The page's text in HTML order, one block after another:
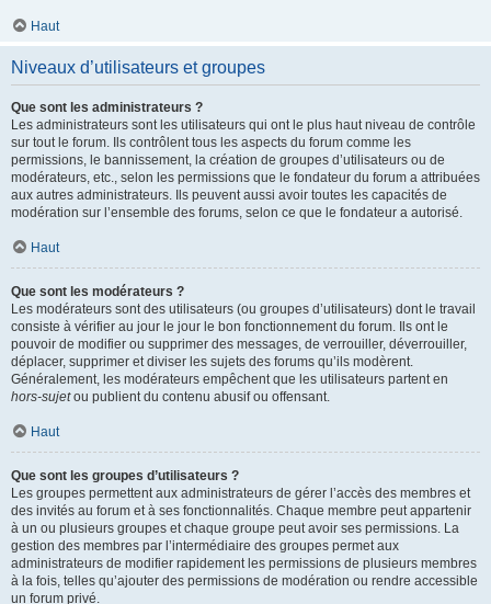
Haut
Niveaux d’utilisateurs et groupes
Que sont les administrateurs ?
Les administrateurs sont les utilisateurs qui ont le plus haut niveau de contrôle
sur tout le forum. Ils contrôlent tous les aspects du forum comme les
permissions, le bannissement, la création de groupes d’utilisateurs ou de
modérateurs, etc., selon les permissions que le fondateur du forum a attribuées
aux autres administrateurs. Ils peuvent aussi avoir toutes les capacités de
modération sur l’ensemble des forums, selon ce que le fondateur a autorisé.
Haut
Que sont les modérateurs ?
Les modérateurs sont des utilisateurs (ou groupes d’utilisateurs) dont le travail
consiste à vérifier au jour le jour le bon fonctionnement du forum. Ils ont le
pouvoir de modifier ou supprimer des messages, de verrouiller, déverrouiller,
déplacer, supprimer et diviser les sujets des forums qu’ils modèrent.
Généralement, les modérateurs empêchent que les utilisateurs partent en
hors-sujetou publient du contenu abusif ou offensant.
Haut
Que sont les groupes d’utilisateurs ?
Les groupes permettent aux administrateurs de gérer l’accès des membres et
des invités au forum et à ses fonctionnalités. Chaque membre peut appartenir
à un ou plusieurs groupes et chaque groupe peut avoir ses permissions. La
gestion des membres par l’intermédiaire des groupes permet aux
administrateurs de modifier rapidement les permissions de plusieurs membres
à la fois, telles qu’ajouter des permissions de modération ou rendre accessible
un forum privé.